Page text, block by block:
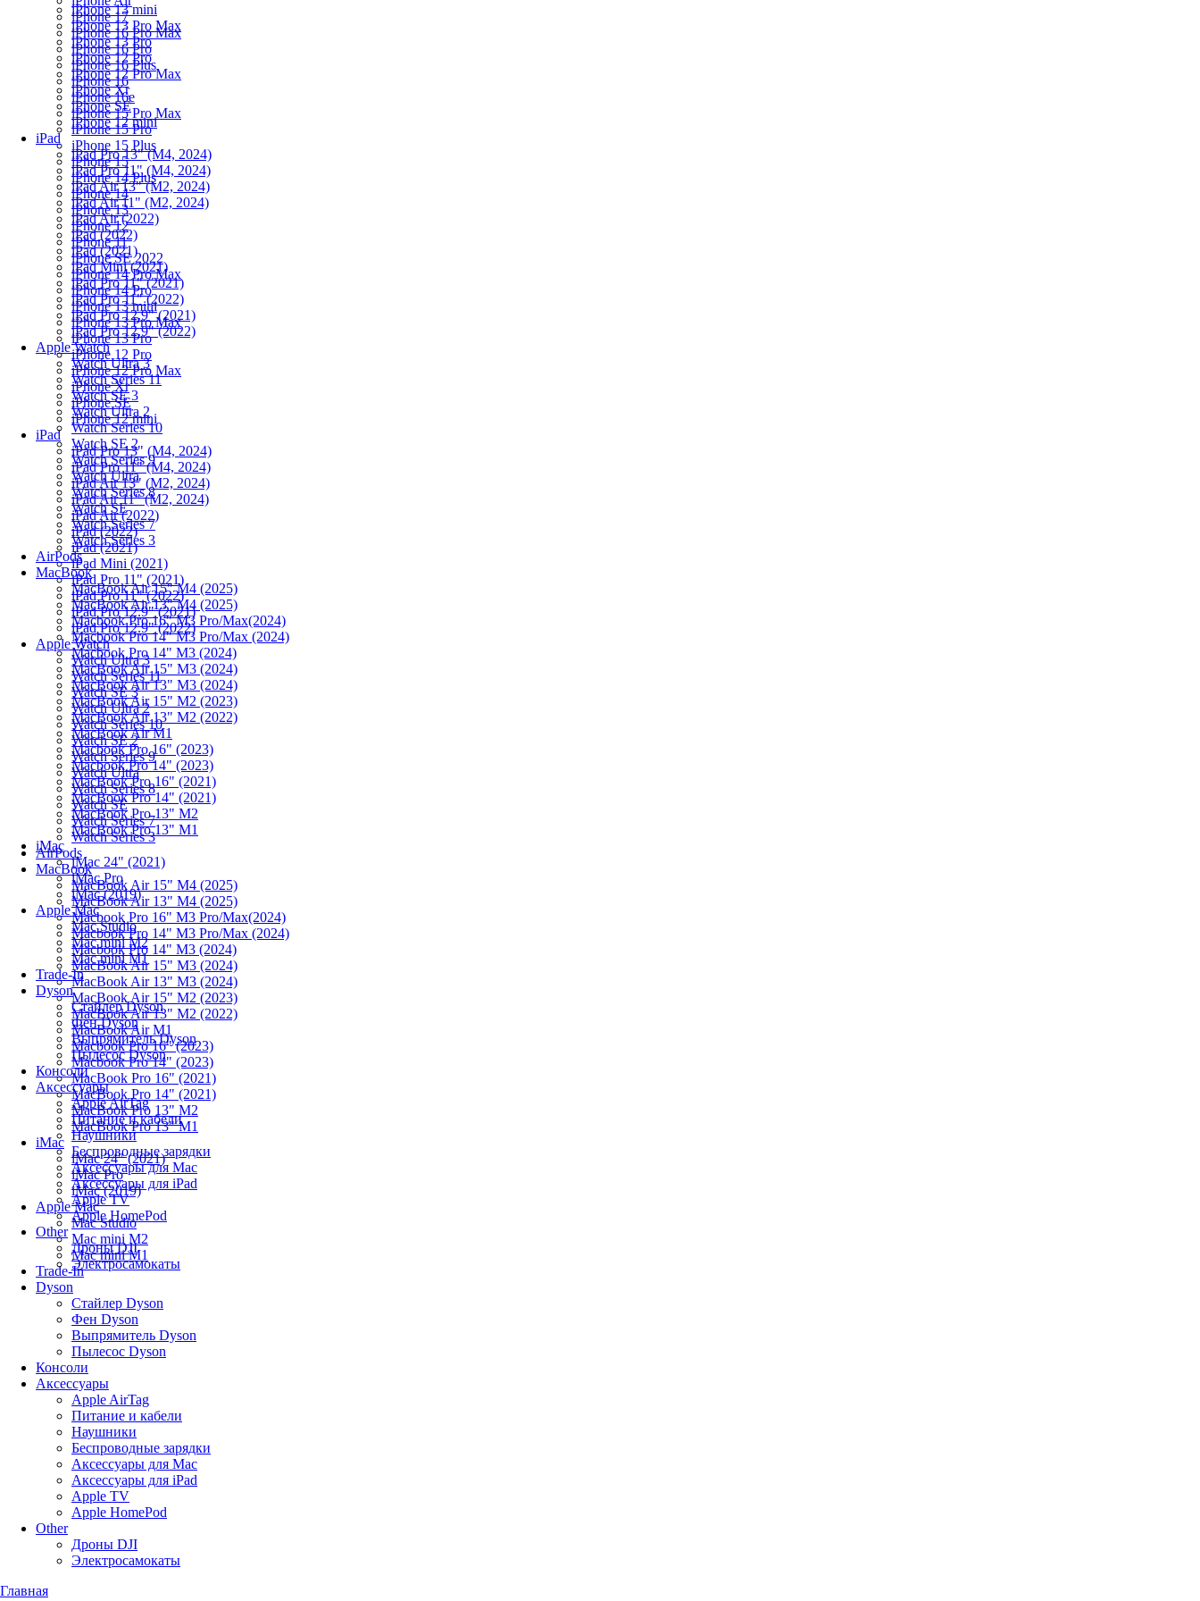
iPhone 13 mini
iPhone 13 Pro Max
iPhone 13 Pro
iPhone 12 Pro
iPhone 12 Pro Max
iPhone Xr
iPhone SE
iPhone 12 mini
iPad
iPad Pro 13" (M4, 2024)
iPad Pro 11" (M4, 2024)
iPad Air 13" (M2, 2024)
iPad Air 11" (M2, 2024)
iPad Air (2022)
iPad (2022)
iPad (2021)
iPad Mini (2021)
iPad Pro 11" (2021)
iPad Pro 11" (2022)
iPad Pro 12.9" (2021)
iPad Pro 12.9" (2022)
Apple Watch
Watch Ultra 3
Watch Series 11
Watch SE 3
Watch Ultra 2
Watch Series 10
Watch SE 2
Watch Series 9
Watch Ultra
Watch Series 8
Watch SE
Watch Series 7
Watch Series 3
AirPods
MacBook
MacBook Air 15" M4 (2025)
MacBook Air 13" M4 (2025)
Macbook Pro 16" M3 Pro/Max(2024)
Macbook Pro 14" M3 Pro/Max (2024)
Macbook Pro 14" M3 (2024)
MacBook Air 15" M3 (2024)
MacBook Air 13" M3 (2024)
MacBook Air 15" M2 (2023)
MacBook Air 13" M2 (2022)
MacBook Air M1
Macbook Pro 16" (2023)
Macbook Pro 14" (2023)
MacBook Pro 16" (2021)
MacBook Pro 14" (2021)
MacBook Pro 13" M2
MacBook Pro 13" M1
iMac
iMac 24" (2021)
iMac Pro
iMac (2019)
Apple Mac
Mac Studio
Mac mini M2
Mac mini M1
Trade-In
Dyson
Стайлер Dyson
Фен Dyson
Выпрямитель Dyson
Пылесос Dyson
Консоли
Аксессуары
Apple AirTag
Питание и кабели
Наушники
Беспроводные зарядки
Аксессуары для Mac
Аксессуары для iPad
Apple TV
Apple HomePod
Other
Дроны DJI
Электросамокаты
iPhone 17
iPhone 16 Pro Max
iPhone 16 Pro
iPhone 16 Plus
iPhone 16
iPhone 16e
iPhone 15 Pro Max
iPhone 15 Pro
iPhone 15 Plus
iPhone 15
iPhone 14 Plus
iPhone 14
iPhone 13
iPhone 12
iPhone 11
iPhone SE 2022
iPhone 14 Pro Max
iPhone 14 Pro
iPhone 13 mini
iPhone 13 Pro Max
iPhone 13 Pro
iPhone 12 Pro
iPhone 12 Pro Max
iPhone Xr
iPhone SE
iPhone 12 mini
iPad
iPad Pro 13" (M4, 2024)
iPad Pro 11" (M4, 2024)
iPad Air 13" (M2, 2024)
iPad Air 11" (M2, 2024)
iPad Air (2022)
iPad (2022)
iPad (2021)
iPad Mini (2021)
iPad Pro 11" (2021)
iPad Pro 11" (2022)
iPad Pro 12.9" (2021)
iPad Pro 12.9" (2022)
Apple Watch
Watch Ultra 3
Watch Series 11
Watch SE 3
Watch Ultra 2
Watch Series 10
Watch SE 2
Watch Series 9
Watch Ultra
Watch Series 8
Watch SE
Watch Series 7
Watch Series 3
AirPods
MacBook
MacBook Air 15" M4 (2025)
MacBook Air 13" M4 (2025)
Macbook Pro 16" M3 Pro/Max(2024)
Macbook Pro 14" M3 Pro/Max (2024)
Macbook Pro 14" M3 (2024)
MacBook Air 15" M3 (2024)
MacBook Air 13" M3 (2024)
MacBook Air 15" M2 (2023)
MacBook Air 13" M2 (2022)
MacBook Air M1
Macbook Pro 16" (2023)
Macbook Pro 14" (2023)
MacBook Pro 16" (2021)
MacBook Pro 14" (2021)
MacBook Pro 13" M2
MacBook Pro 13" M1
iMac
iMac 24" (2021)
iMac Pro
iMac (2019)
Apple Mac
Mac Studio
Mac mini M2
Mac mini M1
Trade-In
Dyson
Стайлер Dyson
Фен Dyson
Выпрямитель Dyson
Пылесос Dyson
Консоли
Аксессуары
Apple AirTag
Питание и кабели
Наушники
Беспроводные зарядки
Аксессуары для Mac
Аксессуары для iPad
Apple TV
Apple HomePod
Other
Дроны DJI
Электросамокаты
Главная